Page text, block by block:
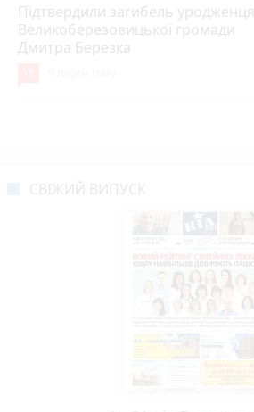
Підтвердили загибель уродженця
Великоберезовицької громади
Дмитра Березка